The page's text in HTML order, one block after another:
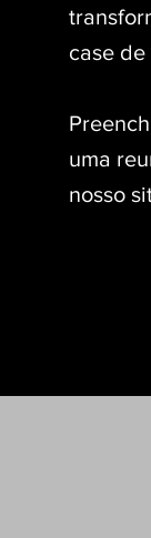
case de
uma
nosso